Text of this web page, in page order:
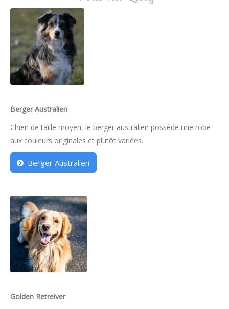
Berger Australien
Chien de taille moyen, le berger australien possède une robe
aux couleurs originales et plutôt variées.
Berger Australien
Golden Retreiver